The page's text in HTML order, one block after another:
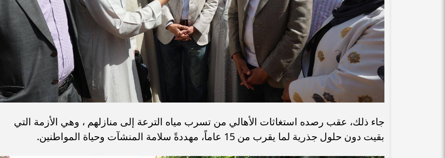
جاء ذلك، عقب رصده استغاثات الأهالي من تسرب مياه الترعة إلى منازلهم ، وهي الأزمة التي
بقيت دون حلول جذرية لما يقرب من 15 عاماً، مهددةً سلامة المنشآت وحياة المواطنين.